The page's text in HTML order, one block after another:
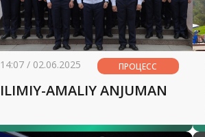
14:07 / 02.06.2025 ПРОЦЕСС
ILIMIY-AMALIY ANJUMAN